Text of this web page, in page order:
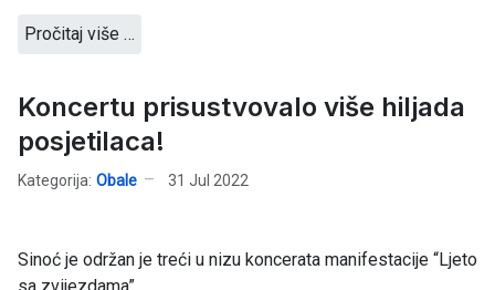
Pročitaj više …
Koncertu prisustvovalo više hiljada
posjetilaca!
Kategorija: Obale 31 Jul 2022
Sinoć je održan je treći u nizu koncerata manifestacije “Ljeto